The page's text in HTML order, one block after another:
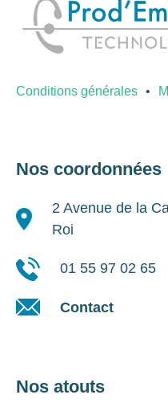
Conditions générales
Nos coordonnées
2 Avenue de la
Roi
01 55 97 02 65
Contact
Nos atouts